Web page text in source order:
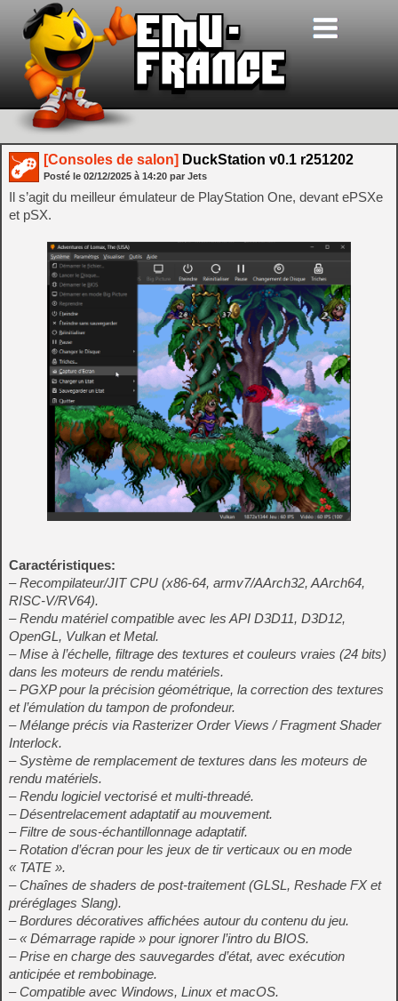
[Consoles de salon] DuckStation v0.1 r251202
Posté le 02/12/2025 à 14:20 par Jets
Il s’agit du meilleur émulateur de PlayStation One, devant ePSXe
et pSX.
Caractéristiques:
– Recompilateur/JIT CPU (x86-64, armv7/AArch32, AArch64,
RISC-V/RV64).
– Rendu matériel compatible avec les API D3D11, D3D12,
OpenGL, Vulkan et Metal.
– Mise à l’échelle, filtrage des textures et couleurs vraies (24 bits)
dans les moteurs de rendu matériels.
– PGXP pour la précision géométrique, la correction des textures
et l’émulation du tampon de profondeur.
– Mélange précis via Rasterizer Order Views / Fragment Shader
Interlock.
– Système de remplacement de textures dans les moteurs de
rendu matériels.
– Rendu logiciel vectorisé et multi-threadé.
– Désentrelacement adaptatif au mouvement.
– Filtre de sous-échantillonnage adaptatif.
– Rotation d’écran pour les jeux de tir verticaux ou en mode
« TATE ».
– Chaînes de shaders de post-traitement (GLSL, Reshade FX et
préréglages Slang).
– Bordures décoratives affichées autour du contenu du jeu.
– « Démarrage rapide » pour ignorer l’intro du BIOS.
– Prise en charge des sauvegardes d’état, avec exécution
anticipée et rembobinage.
– Compatible avec Windows, Linux et macOS.